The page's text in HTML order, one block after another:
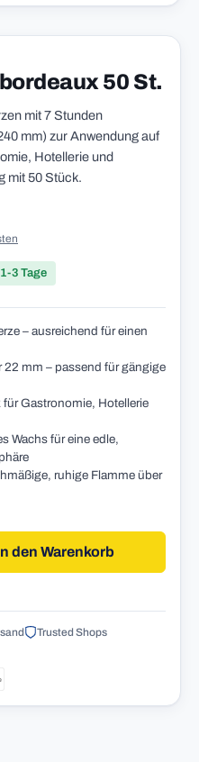
50 St.
mit 7 Stunden
mm) zur Anwendung auf
Hotellerie und
mit 50 Stück.
3 Tage
– ausreichend für einen
mm – passend für gängige
Gastronomie, Hotellerie
Wachs für eine edle,
ruhige Flamme über
den gewünschten
den Warenkorb
Trusted Shops